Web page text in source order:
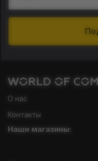
О нас
Контакты
Наши магазины: